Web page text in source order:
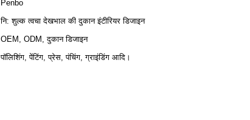
Penbo
नि: शुल्क त्वचा देखभाल की दुकान इंटीरियर डिजाइन
OEM, ODM, दुकान डिजाइन
पॉलिशिंग, पेंटिंग, प्रेस, पंचिंग, ग्राइंडिंग आदि।